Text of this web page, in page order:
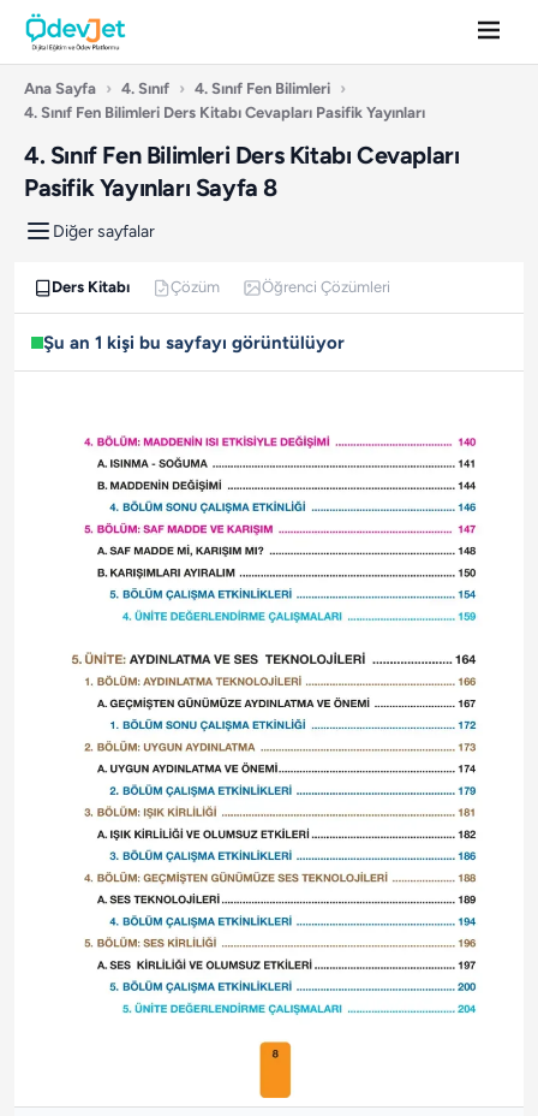
Ana Sayfa › 4. Sınıf › 4. Sınıf Fen Bilimleri ›
4. Sınıf Fen Bilimleri Ders Kitabı Cevapları Pasifik Yayınları
4. Sınıf Fen Bilimleri Ders Kitabı Cevapları
Pasifik Yayınları Sayfa 8
Diğer sayfalar
Ders Kitabı Çözüm Öğrenci Çözümleri
Şu an 1 kişi bu sayfayı görüntülüyor